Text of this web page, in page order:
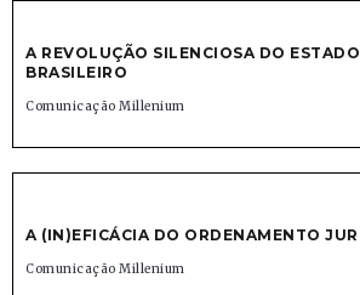
A REVOLUÇÃO SILENCIOSA DO
BRASILEIRO
Comunicação Millenium
A (IN)EFICÁCIA DO ORDENAMENTO
Comunicação Millenium